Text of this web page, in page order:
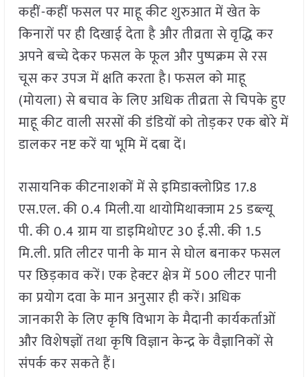
कहीं-कहीं फसल पर माहू कीट शुरुआत में खेत के
किनारों पर ही दिखाई देता है और तीव्रता से वृद्धि कर
अपने बच्चे देकर फसल के फूल और पुष्पक्रम से रस
चूस कर उपज में क्षति करता है। फसल को माहू
(मोयला) से बचाव के लिए अधिक तीव्रता से चिपके हुए
माहू कीट वाली सरसों की डंडियों को तोड़कर एक बोरे में
डालकर नष्ट करें या भूमि में दबा दें।
रासायनिक कीटनाशकों में से इमिडाक्लोप्रिड 17.8
एस.एल. की 0.4 मिली.या थायोमिथाक्जाम 25 डब्ल्यू
पी. की 0.4 ग्राम या डाइमिथोएट 30 ई.सी. की 1.5
मि.ली. प्रति लीटर पानी के मान से घोल बनाकर फसल
पर छिड़काव करें। एक हेक्टर क्षेत्र में 500 लीटर पानी
का प्रयोग दवा के मान अनुसार ही करें। अधिक
जानकारी के लिए कृषि विभाग के मैदानी कार्यकर्ताओं
और विशेषज्ञों तथा कृषि विज्ञान केन्द्र के वैज्ञानिकों से
संपर्क कर सकते हैं।